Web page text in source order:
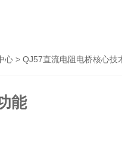
心> QJ57直流电阻电桥核心技
能